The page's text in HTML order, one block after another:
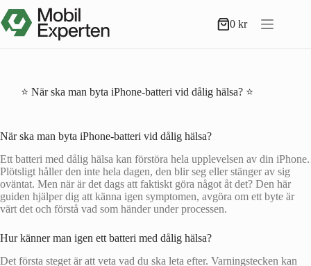
till
innehåll
Varukorg
0kr
⭐ När ska man byta iPhone-batteri vid dålig hälsa? ⭐
När ska man byta iPhone-batteri vid dålig hälsa?
Ett batteri med dålig hälsa kan förstöra hela upplevelsen av din iPhone.
Plötsligt håller den inte hela dagen, den blir seg eller stänger av sig
oväntat. Men när är det dags att faktiskt göra något åt det? Den här
guiden hjälper dig att känna igen symptomen, avgöra om ett byte är
värt det och förstå vad som händer under processen.
Hur känner man igen ett batteri med dålig hälsa?
Det första steget är att veta vad du ska leta efter. Varningstecken kan